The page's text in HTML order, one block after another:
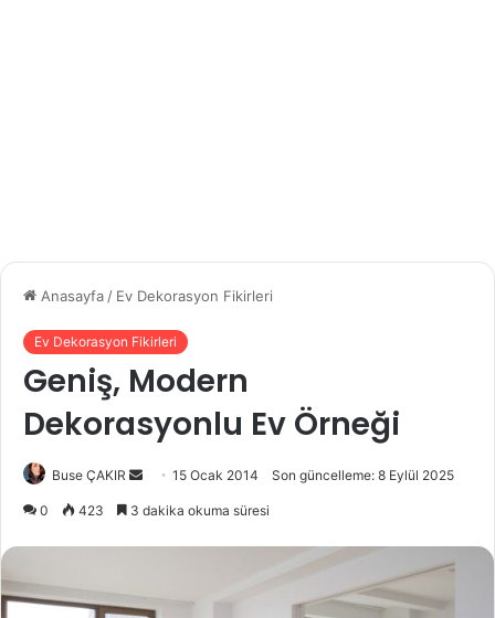
Anasayfa / Ev Dekorasyon Fikirleri
Ev Dekorasyon Fikirleri
Geniş, Modern
Dekorasyonlu Ev Örneği
Buse ÇAKIR
p
15 Ocak 2014 Son güncelleme: 8 Eylül 2025
0 423 3 dakika okuma süresi